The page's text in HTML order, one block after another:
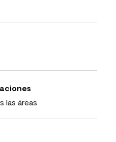
las áreas